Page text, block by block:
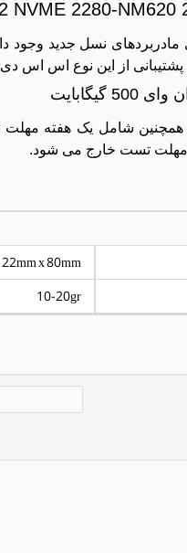
از این نوع اس اس
و همچنین شامل یک هفته
مهلت تست خارج می شود.
22mm x 80mm
10-20gr